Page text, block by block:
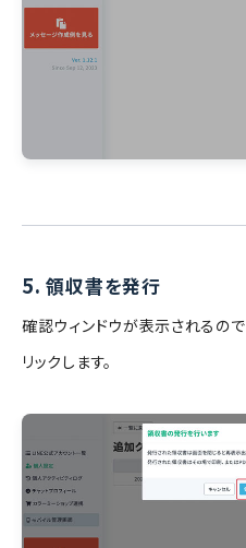
5. 領収書を発行
確認ウィンドウが表示されるので
リックします。